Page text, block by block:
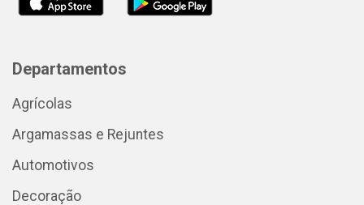
Departamentos
Agrícolas
Argamassas e Rejuntes
Automotivos
Decoração